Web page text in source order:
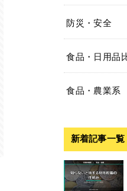
防災・安全
食品・日用品
食品・農業系
新着記事一覧